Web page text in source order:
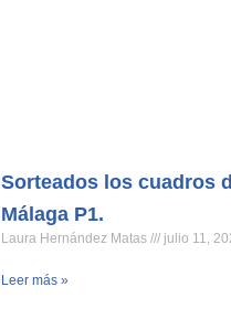
Sorteados los cuadros
Málaga P1.
Laura Hernández Matas julio 11,
Leer más »